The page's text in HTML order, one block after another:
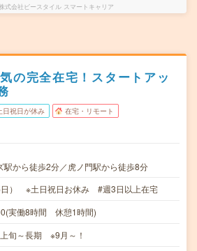
式会社ビースタイル スマートキャリア
の完全在宅！スタートアッ
日祝日が休み 在宅・リモート
駅から徒歩2分／虎ノ門駅から徒歩8分
日） ※土日祝日お休み #週3日以上在宅
実働8時間 休憩1時間)
旬～長期 ※9月～！